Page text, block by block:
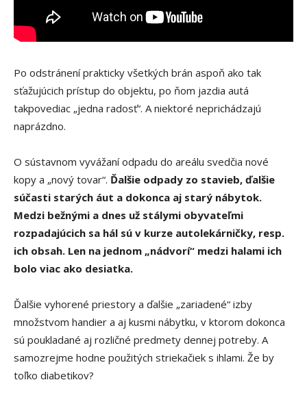
Po odstránení prakticky všetkých brán aspoň ako tak
sťažujúcich prístup do objektu, po ňom jazdia autá
takpovediac „jedna radosť“. A niektoré neprichádzajú
naprázdno.
O sústavnom vyvážaní odpadu do areálu svedčia nové
kopy a „nový tovar“. Ďalšie odpady zo stavieb, ďalšie
súčasti starých áut a dokonca aj starý nábytok.
Medzi bežnými a dnes už stálymi obyvateľmi
rozpadajúcich sa hál sú v kurze autolekárničky, resp.
ich obsah. Len na jednom „nádvorí“ medzi halami ich
bolo viac ako desiatka.
Ďalšie vyhorené priestory a ďalšie „zariadené“ izby
množstvom handier a aj kusmi nábytku, v ktorom dokonca
sú poukladané aj rozličné predmety dennej potreby. A
samozrejme hodne použitých striekačiek s ihlami. Že by
toľko diabetikov?